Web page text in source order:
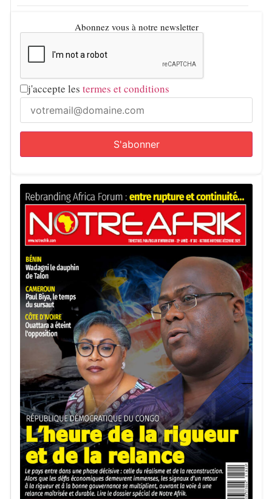
Abonnez vous à notre newsletter
j'accepte les termes et conditions